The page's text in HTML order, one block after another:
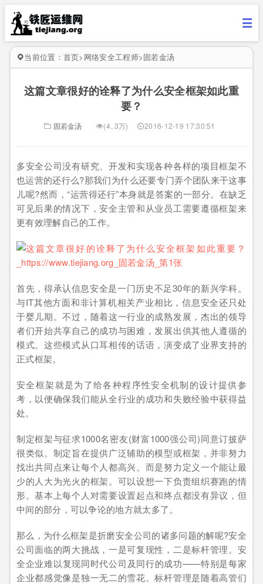
当前位置： 首页> 网络安全工程师>固若金汤
这篇文章很好的诠释了为什么安全框架如此重
要？
固若金汤 (4..3万) 2016-12-19 17:30:51
多安全公司没有研究、开发和实现各种各样的项目框架不
也运营的还行么?那我们为什么还要专门弄个团队来干这事
儿呢?然而，“运营得还行”本身就是答案的一部分。在缺乏
可见后果的情况下，安全主管和从业员工需要遵循框架来
更有效理解自己的工作。
首先，得承认信息安全是一门历史不足30年的新兴学科。
与IT其他方面和非计算机相关产业相比，信息安全还只处
于婴儿期。不过，随着这一行业的成熟发展，杰出的领导
者们开始共享自己的成功与困难，发展出供其他人遵循的
模式。这些模式从口耳相传的话语，演变成了业界支持的
正式框架。
安全框架就是为了给各种程序性安全机制的设计提供参
考，以便确保我们能从全行业的成功和失败经验中获得益
处。
制定框架与征求1000名密友(财富1000强公司)同意订披萨
很类似。制定旨在提供广泛辅助的模型或框架，并非努力
找出共同点来让每个人都高兴。而是努力定义一个能让最
少的人大为光火的框架。可以设想一下负责组织赛跑的情
形。基本上每个人对需要设置起点和终点都没有异议，但
中间的部分，可以争论的地方就太多了。
那么，为什么框架是折磨安全公司的诸多问题的解呢?安全
公司面临的两大挑战，一是可复现性，二是标杆管理。安
全企业难以复现同时代公司及同行的成功——特别是每家
企业都感觉像是独一无二的雪花。标杆管理是随着高管们